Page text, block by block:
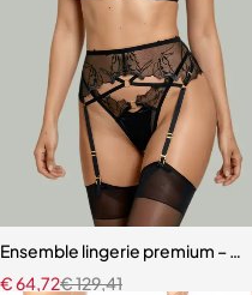
Ensemble lingerie premium –
€129,41
€64,72